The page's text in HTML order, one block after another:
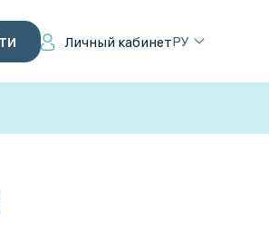
Личный кабинетРУ